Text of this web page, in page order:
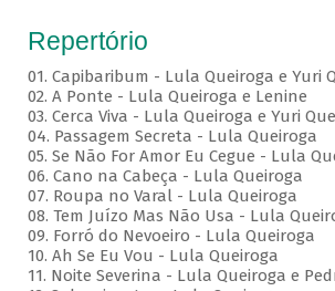
Repertório
01. Capibaribum - Lula Queiroga e Yuri
02. A Ponte - Lula Queiroga e Lenine
03. Cerca Viva - Lula Queiroga e Yuri
04. Passagem Secreta - Lula Queiroga
05. Se Não For Amor Eu Cegue - Lula
06. Cano na Cabeça - Lula Queiroga
07. Roupa no Varal - Lula Queiroga
08. Tem Juízo Mas Não Usa - Lula
09. Forró do Nevoeiro - Lula Queiroga
10. Ah Se Eu Vou - Lula Queiroga
11. Noite Severina - Lula Queiroga e